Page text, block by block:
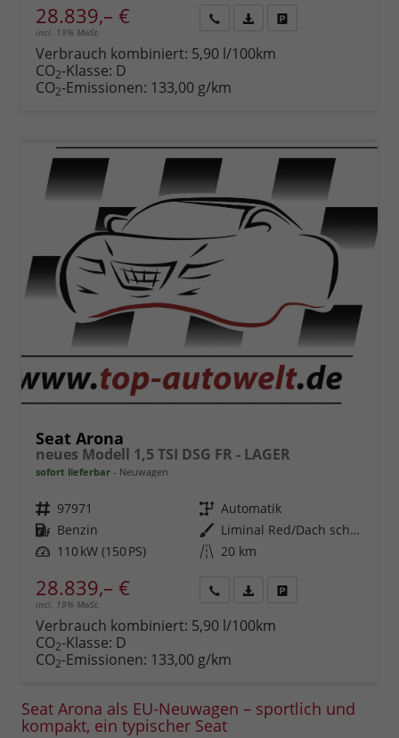
28.839,– €
incl. 19% MwSt.
anfordern
Datei,
Verbrauch kombiniert: 5,90 l/100km
CO2-Klasse: D
CO2-Emissionen: 133,00 g/km
Seat Arona
neues Modell 1,5 TSI DSG FR - LAGER
sofort lieferbar Neuwagen
Fahrzeugnr. 97971 Getriebe Automatik
Kraftstoff Benzin Außenfarbe
Liminal Red/Dach schwarz Metallic (S60E)
Leistung 110 kW (150 PS) Kilometerstand 20 km
28.839,– €
incl. 19% MwSt.
anfordern
Datei,
Verbrauch kombiniert: 5,90 l/100km
CO2-Klasse: D
CO2-Emissionen: 133,00 g/km
Seat Arona als EU-Neuwagen – sportlich und
kompakt, ein typischer Seat